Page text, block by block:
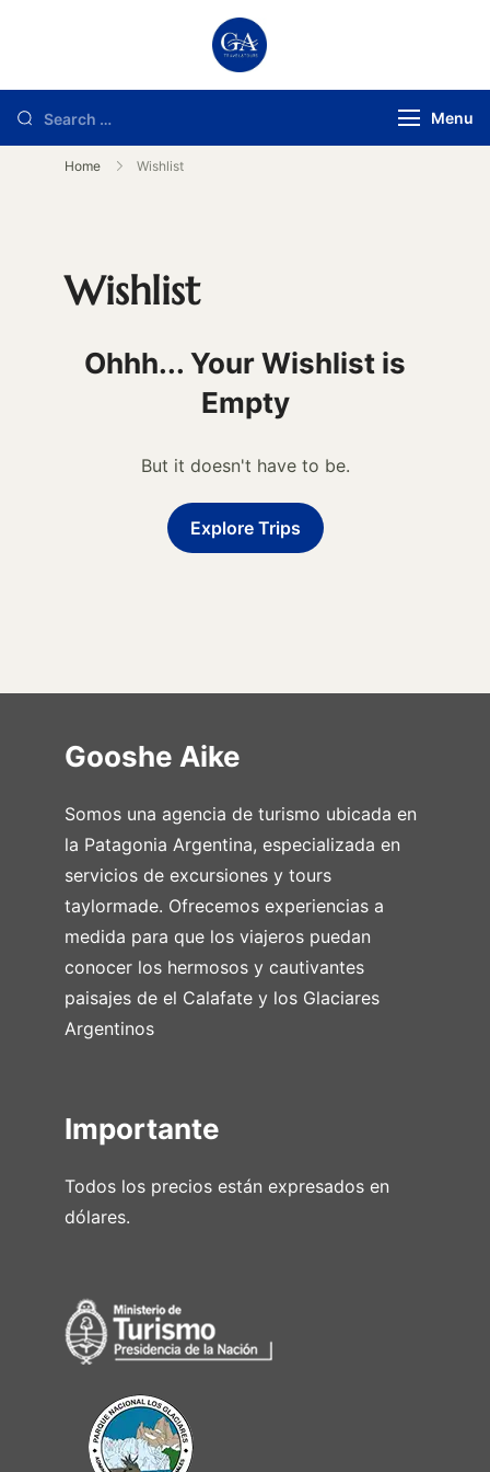
Argentina
Menu
Home Wishlist
Wishlist
Ohhh... Your Wishlist is
Empty
But it doesn't have to be.
Explore Trips
Gooshe Aike
Somos una agencia de turismo ubicada en
la Patagonia Argentina, especializada en
servicios de excursiones y tours
taylormade. Ofrecemos experiencias a
medida para que los viajeros puedan
conocer los hermosos y cautivantes
paisajes de el Calafate y los Glaciares
Argentinos
Importante
Todos los precios están expresados en
dólares.